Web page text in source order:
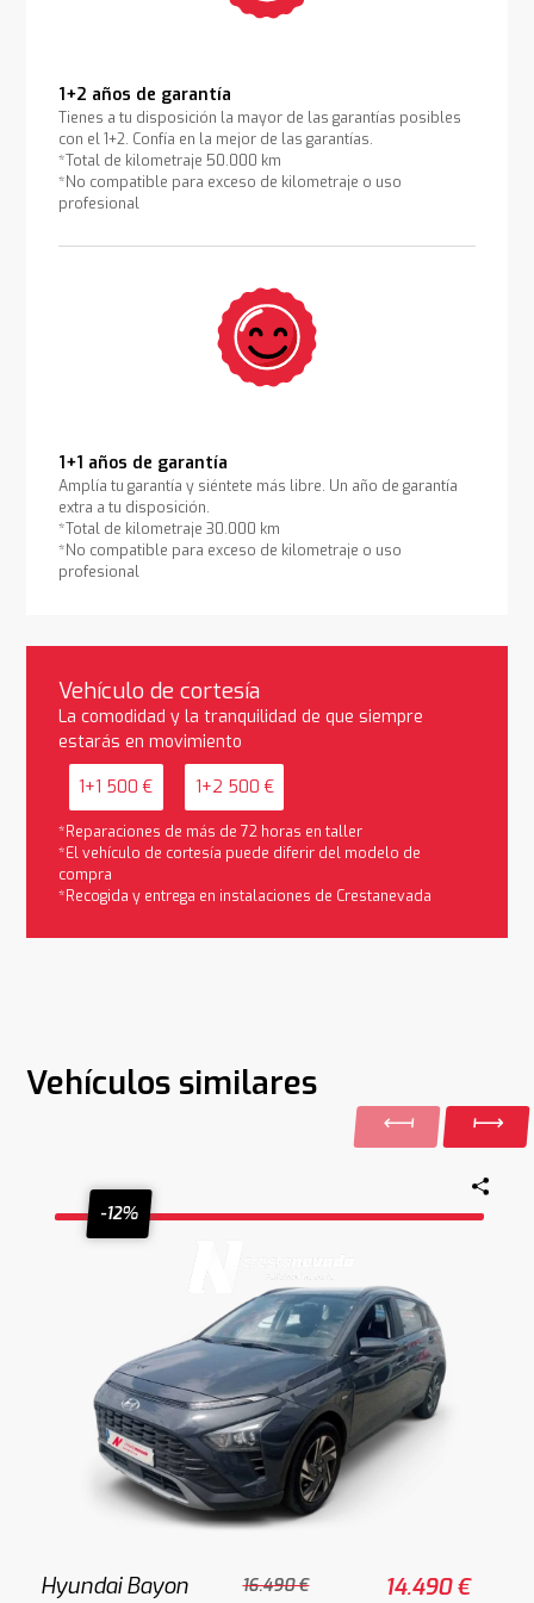
1+2 años de garantía
Tienes a tu disposición la mayor de las garantías posibles
con el 1+2. Confía en la mejor de las garantías.
*Total de kilometraje 50.000 km
*No compatible para exceso de kilometraje o uso
profesional
1+1 años de garantía
Amplía tu garantía y siéntete más libre. Un año de garantía
extra a tu disposición.
*Total de kilometraje 30.000 km
*No compatible para exceso de kilometraje o uso
profesional
Vehículo de cortesía
La comodidad y la tranquilidad de que siempre
estarás en movimiento
1+1 500 € 1+2 500 €
*Reparaciones de más de 72 horas en taller
*El vehículo de cortesía puede diferir del modelo de
compra
*Recogida y entrega en instalaciones de Crestanevada
Vehículos similares
-12%
Hyundai Bayon 16.490 € 14.490 €